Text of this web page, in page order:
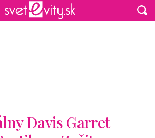
Davis Garret